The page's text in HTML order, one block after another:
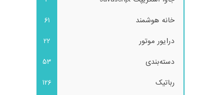
خانه هوشمند
61
درایور موتور
22
دسته‌بندی
53
رباتیک
126